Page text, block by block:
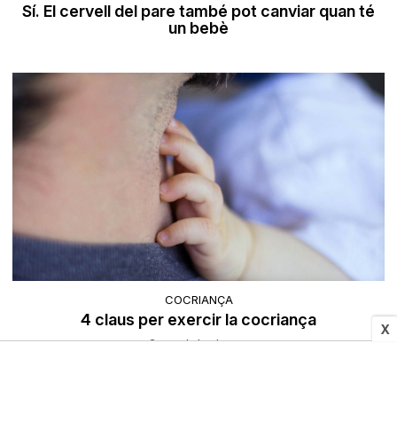
X
Sí. El cervell del pare també pot canviar quan té
un bebè
COCRIANÇA
4 claus per exercir la cocriança
Gerard de Josep